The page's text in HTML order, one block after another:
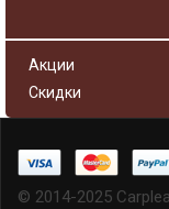
Акции
Скидки
© 2014-2025